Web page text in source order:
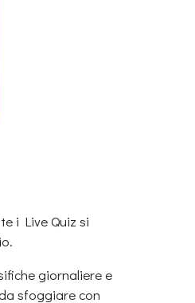
i Live Quiz si
giornaliere e
sfoggiare con